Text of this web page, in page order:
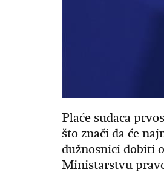
Plaće sudaca
što znači da će
dužnosnici dobiti
Ministarstvu